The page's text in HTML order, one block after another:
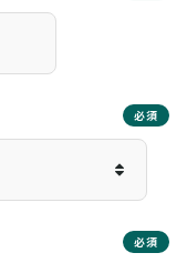
必須
必須